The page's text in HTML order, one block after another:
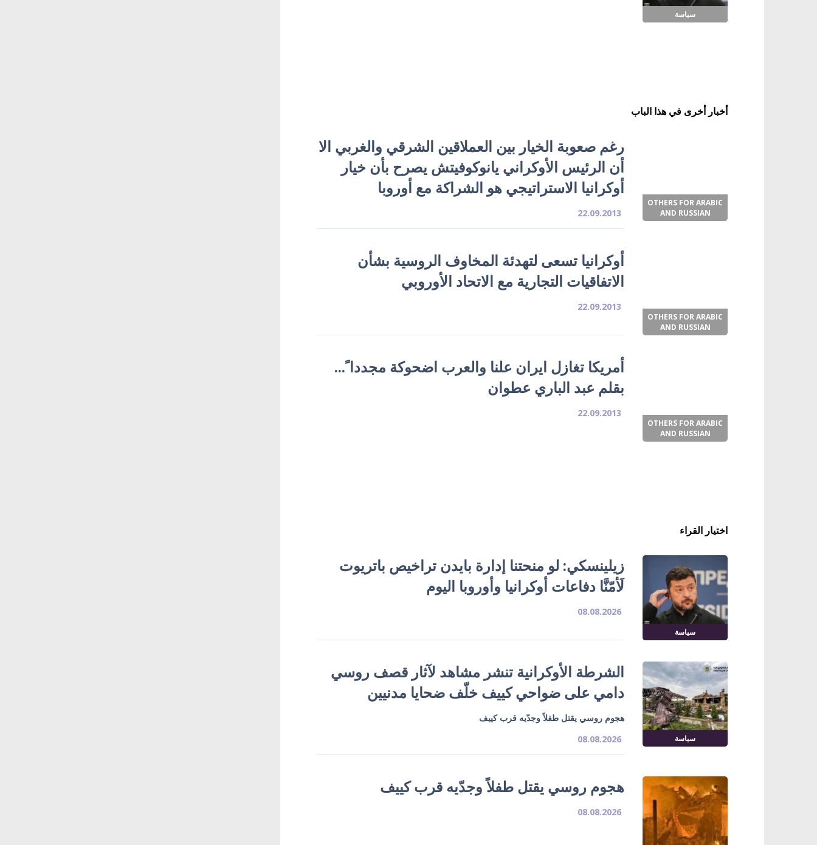
سياسة
أخبار أخرى في هذا الباب
OTHERS FOR ARABIC
AND RUSSIAN
رغم صعوبة الخيار بين العملاقين الشرقي والغربي الا
أن الرئيس الأوكراني يانوكوفيتش يصرح بأن خيار
أوكرانيا الاستراتيجي هو الشراكة مع أوروبا
22.09.2013
OTHERS FOR ARABIC
AND RUSSIAN
أوكرانيا تسعى لتهدئة المخاوف الروسية بشأن
الاتفاقيات التجارية مع الاتحاد الأوروبي
22.09.2013
OTHERS FOR ARABIC
AND RUSSIAN
أمريكا تغازل ايران علنا والعرب اضحوكة مجددا ً...
بقلم عبد الباري عطوان
22.09.2013
اختيار القراء
سياسة
زيلينسكي: لو منحتنا إدارة بايدن تراخيص باتريوت
لَأمّنَّا دفاعات أوكرانيا وأوروبا اليوم
08.08.2026
سياسة
الشرطة الأوكرانية تنشر مشاهد لآثار قصف روسي
دامي على ضواحي كييف خلّف ضحايا مدنيين
هجوم روسي يقتل طفلاً وجدّيه قرب كييف
08.08.2026
هجوم روسي يقتل طفلاً وجدّيه قرب كييف
08.08.2026